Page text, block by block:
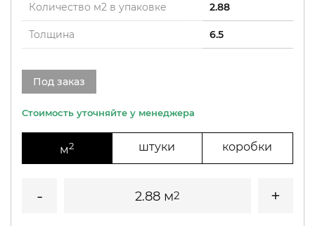
Количество м2 в упаковке 2.88
Толщина 6.5
Под заказ
м2 штуки коробки
2.88 м2